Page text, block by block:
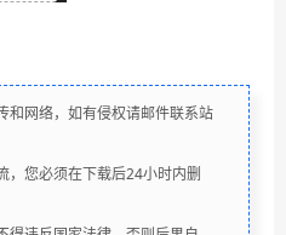
和网络，如有侵权请邮件联系站
，您必须在下载后24小时内删